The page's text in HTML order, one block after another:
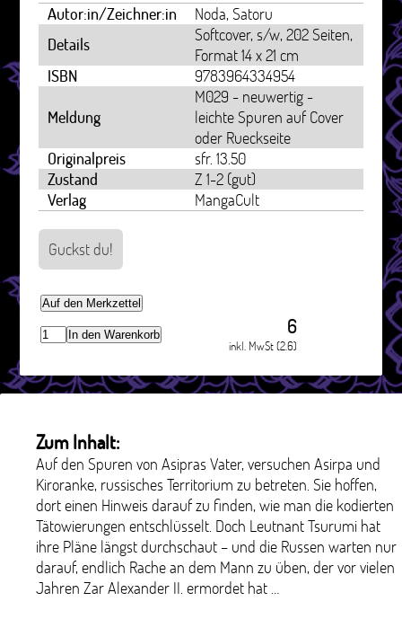
Autor:in/Zeichner:in
Noda, Satoru
Details
Softcover, s/w, 202 Seiten,
Format 14 x 21 cm
ISBN
9783964334954
Meldung
M029 - neuwertig -
leichte Spuren auf Cover
oder Rueckseite
Originalpreis
sfr. 13.50
Zustand
Z 1-2 (gut)
Verlag
MangaCult
Guckst du!
Auf den Merkzettel
In den Warenkorb 6
inkl. MwSt (2.6)
Zum Inhalt:
Auf den Spuren von Asipras Vater, versuchen Asirpa und
Kiroranke, russisches Territorium zu betreten. Sie hoffen,
dort einen Hinweis darauf zu finden, wie man die kodierten
Tätowierungen entschlüsselt. Doch Leutnant Tsurumi hat
ihre Pläne längst durchschaut – und die Russen warten nur
darauf, endlich Rache an dem Mann zu üben, der vor vielen
Jahren Zar Alexander II. ermordet hat …